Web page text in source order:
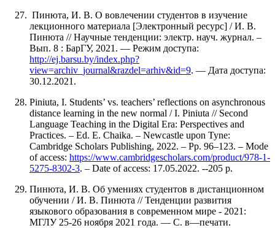
Пинюта, И. В. О вовлечении студентов в изучение
лекционного материала [Электронный ресурс] / И. В.
Пинюта // Научные тенденции: электр. науч. журнал. –
Вып. 8 : БарГУ, 2021. — Режим доступа:
http://ej.barsu.by/index.php?
view=archiv_journal&razdel=arhiv&id=9. — Дата доступа:
30.12.2021.
Piniuta, I. Students’ vs. teachers’ reflections on asynchronous
distance learning in the new normal / I. Piniuta // Second
Language Teaching in the Digital Era: Perspectives and
Practices. – Ed. E. Chaika. – Newcastle upon Tyne:
Cambridge Scholars Publishing, 2022. – Pp. 96–123. – Mode
of access: https://www.cambridgescholars.com/product/978-1-
5275-8302-3. – Date of access: 17.05.2022. --205 p.
Пинюта, И. В. Об умениях студентов в дистанционном
обучении / И. В. Пинюта // Тенденции развития
языкового образования в современном мире - 2021:
МГЛУ 25-26 ноября 2021 года. — С. в—печати.